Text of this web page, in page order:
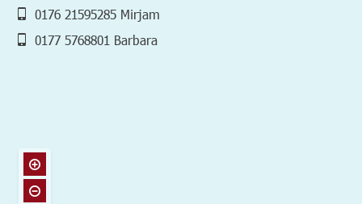
0176 21595285 Mirjam
0177 5768801 Barbara